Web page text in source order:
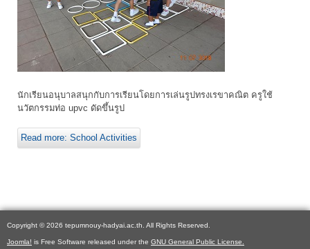
นักเรียนอนุบาลสนุกกับการเรียนโดยการเล่นรูปทรงเรขาคณิต ครูใช้
นวัตกรรมท่อ upvc ดัดขึ้นรูป
Read more: School Activities
Copyright © 2026 tepumnouy-hadyai.ac.th. All Rights Reserved.
Joomla! is Free Software released under the GNU General Public License.